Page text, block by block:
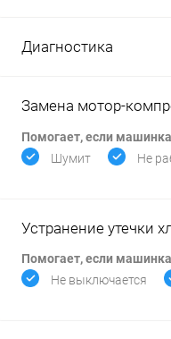
Диагностика
Замена мотор-
Помогает, если
Шумит
Не
Устранение утечки
Помогает, если
Не выключается